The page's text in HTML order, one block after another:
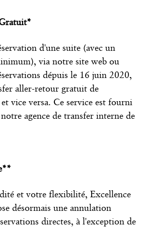
d'une suite (avec un
via notre site web ou
dépuis le 16 juin 2020,
aller-retour gratuit de
vice versa. Ce service est fourni
agence de transfer interne de
et votre flexibilité, Excellence
désormais une annulation
directes, à l'exception de